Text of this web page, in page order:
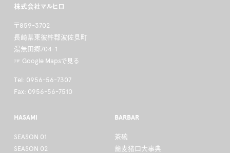
株式会社マルヒロ
〒859-3702
長崎県東彼杵郡波佐見町
湯無田郷704-1
☞ Google Mapsで見る
Tel: 0956-56-7307
Fax: 0956-56-7510
HASAMI
SEASON 01
SEASON 02
BARBAR
茶碗
蕎麦猪口大事典